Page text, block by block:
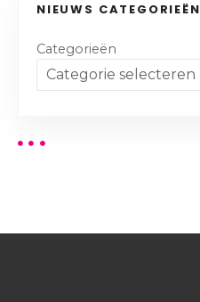
NIEUWS CATEGORIEËN
Categorieën